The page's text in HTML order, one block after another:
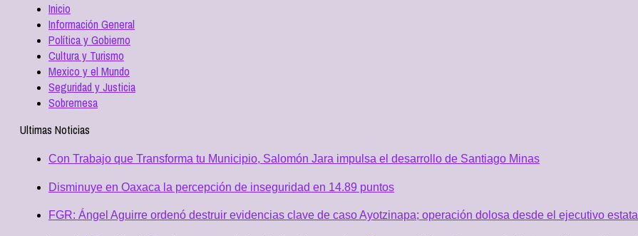
Inicio
Información General
Política y Gobierno
Cultura y Turismo
Mexico y el Mundo
Seguridad y Justicia
Sobremesa
Ultimas Noticias
Con Trabajo que Transforma tu Municipio, Salomón Jara impulsa el desarrollo de Santiago Minas
Disminuye en Oaxaca la percepción de inseguridad en 14.89 puntos
FGR: Ángel Aguirre ordenó destruir evidencias clave de caso Ayotzinapa; operación dolosa desde el ejecutivo estatal